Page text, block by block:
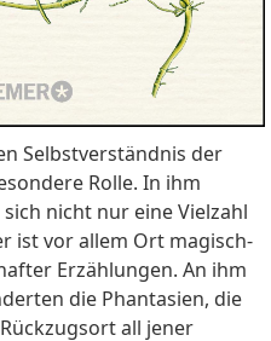
Selbstverständnis der
Rolle. In ihm
nicht nur eine Vielzahl
ist vor allem Ort magisch-
Erzählungen. An ihm
die Phantasien, die
all jener